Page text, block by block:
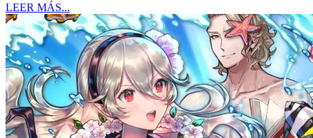
LEER MÁS...